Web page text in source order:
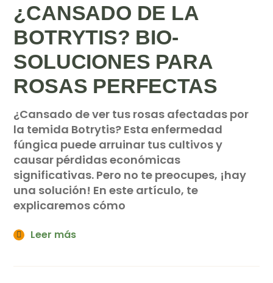
¿CANSADO DE LA
BOTRYTIS? BIO-
SOLUCIONES PARA
ROSAS PERFECTAS
¿Cansado de ver tus rosas afectadas por
la temida Botrytis? Esta enfermedad
fúngica puede arruinar tus cultivos y
causar pérdidas económicas
significativas. Pero no te preocupes, ¡hay
una solución! En este artículo, te
explicaremos cómo
Leer más